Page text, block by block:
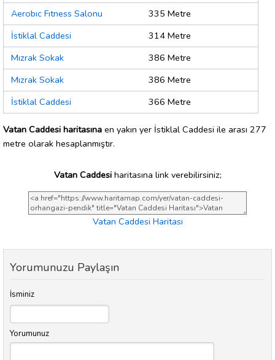
Aerobıc Fıtness Salonu
335 Metre
İstiklal Caddesi
314 Metre
Mızrak Sokak
386 Metre
Mızrak Sokak
386 Metre
İstiklal Caddesi
366 Metre
Vatan Caddesi haritasına en yakın yer İstiklal Caddesi ile arası 277
metre olarak hesaplanmıştır.
Vatan Caddesiharitasına link verebilirsiniz;
Vatan Caddesi Haritası
Yorumunuzu Paylaşın
İsminiz
Yorumunuz